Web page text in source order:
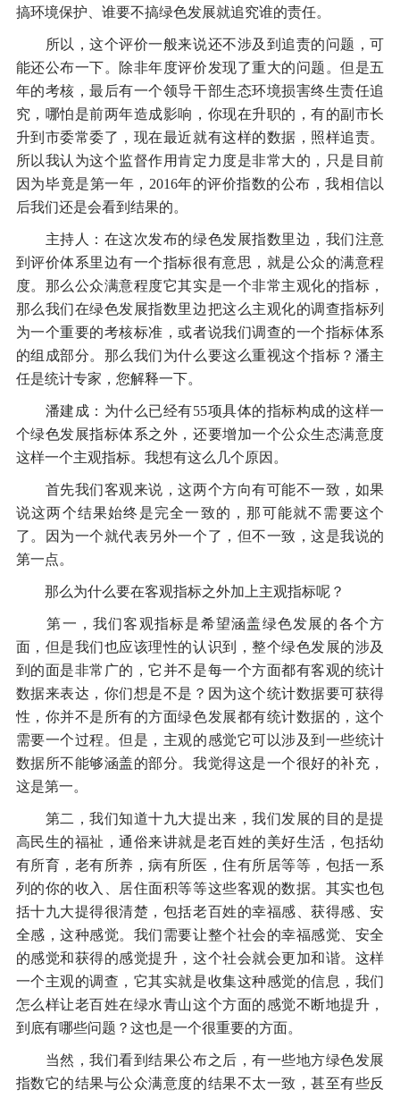
搞环境保护、谁要不搞绿色发展就追究谁的责任。
所以，这个评价一般来说还不涉及到追责的问题，可
能还公布一下。除非年度评价发现了重大的问题。但是五
年的考核，最后有一个领导干部生态环境损害终生责任追
究，哪怕是前两年造成影响，你现在升职的，有的副市长
升到市委常委了，现在最近就有这样的数据，照样追责。
所以我认为这个监督作用肯定力度是非常大的，只是目前
因为毕竟是第一年，2016年的评价指数的公布，我相信以
后我们还是会看到结果的。
主持人：在这次发布的绿色发展指数里边，我们注意
到评价体系里边有一个指标很有意思，就是公众的满意程
度。那么公众满意程度它其实是一个非常主观化的指标，
那么我们在绿色发展指数里边把这么主观化的调查指标列
为一个重要的考核标准，或者说我们调查的一个指标体系
的组成部分。那么我们为什么要这么重视这个指标？潘主
任是统计专家，您解释一下。
潘建成：为什么已经有55项具体的指标构成的这样一
个绿色发展指标体系之外，还要增加一个公众生态满意度
这样一个主观指标。我想有这么几个原因。
首先我们客观来说，这两个方向有可能不一致，如果
说这两个结果始终是完全一致的，那可能就不需要这个
了。因为一个就代表另外一个了，但不一致，这是我说的
第一点。
那么为什么要在客观指标之外加上主观指标呢？
第一，我们客观指标是希望涵盖绿色发展的各个方
面，但是我们也应该理性的认识到，整个绿色发展的涉及
到的面是非常广的，它并不是每一个方面都有客观的统计
数据来表达，你们想是不是？因为这个统计数据要可获得
性，你并不是所有的方面绿色发展都有统计数据的，这个
需要一个过程。但是，主观的感觉它可以涉及到一些统计
数据所不能够涵盖的部分。我觉得这是一个很好的补充，
这是第一。
第二，我们知道十九大提出来，我们发展的目的是提
高民生的福祉，通俗来讲就是老百姓的美好生活，包括幼
有所育，老有所养，病有所医，住有所居等等，包括一系
列的你的收入、居住面积等等这些客观的数据。其实也包
括十九大提得很清楚，包括老百姓的幸福感、获得感、安
全感，这种感觉。我们需要让整个社会的幸福感觉、安全
的感觉和获得的感觉提升，这个社会就会更加和谐。这样
一个主观的调查，它其实就是收集这种感觉的信息，我们
怎么样让老百姓在绿水青山这个方面的感觉不断地提升，
到底有哪些问题？这也是一个很重要的方面。
当然，我们看到结果公布之后，有一些地方绿色发展
指数它的结果与公众满意度的结果不太一致，甚至有些反